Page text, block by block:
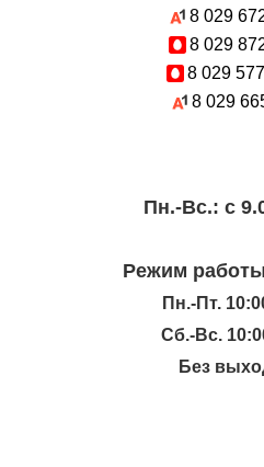
8 029
8 029
8 029
8 029
Пн.-Вc.: с
Режим
Пн.-Пт.
Сб.-Вс.
Без